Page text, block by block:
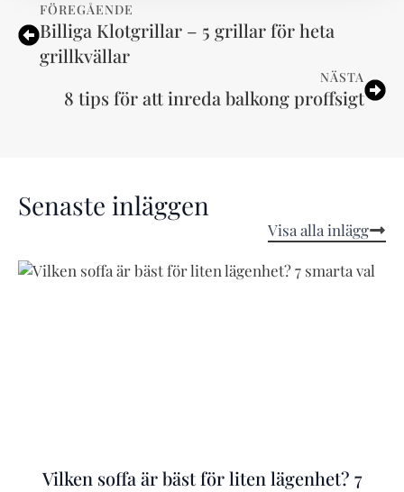
FÖREGÅENDE
Billiga Klotgrillar – 5 grillar för heta
grillkvällar
NÄSTA
8 tips för att inreda balkong proffsigt
Senaste inläggen
Visa alla inlägg
Vilken soffa är bäst för liten lägenhet? 7